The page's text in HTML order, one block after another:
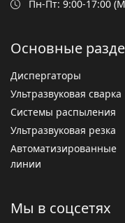
Пн-Пт: 9:00-17:00
Основные
Диспергаторы
Ультразвуковая сварка
Системы распыления
Ультразвуковая резка
Автоматизированные
линии
Мы в соцсетях